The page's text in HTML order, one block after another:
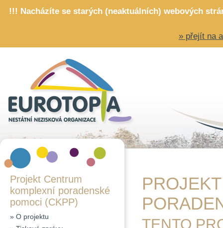
!!! Nacházíte se starých (neaktuálních) webových
» přejít na
Projekt Centrum
komplexní poradenské
pomoci (CKPP)
» O projektu
TENTO